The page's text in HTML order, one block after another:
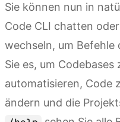
Sie können nun in
Code CLI chatten
wechseln, um
Sie es, um
automatisieren, Code
ändern und die